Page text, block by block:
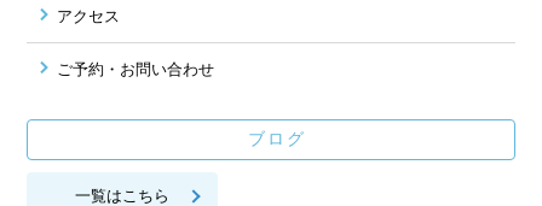
アクセス
ご予約・お問い合わせ
ブログ
一覧はこちら